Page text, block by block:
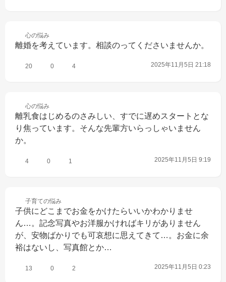
心の悩み
離婚を考えています。相談のってくださいませんか。
20 0 4 2025年11月5日 21:18
心の悩み
離乳食はじめるのさみしい、すでに遅めスタートとな
り焦っています。そんな先輩方いらっしゃいません
か。
4 0 1 2025年11月5日 9:19
子育ての悩み
子供にどこまでお金をかけたらいいかわかりませ
ん…。記念写真やお洋服かければキリがありません
が、安物ばかりでも可哀想に思えてきて…。お金に余
裕はないし、写真館とか…
13 0 2 2025年11月5日 0:23